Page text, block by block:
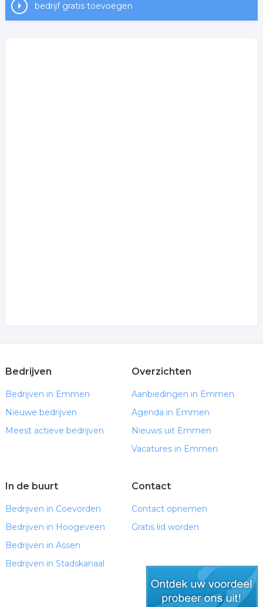
bedrijf gratis toevoegen
Bedrijven
Bedrijven in Emmen
Nieuwe bedrijven
Meest actieve bedrijven
Overzichten
Aanbiedingen in Emmen
Agenda in Emmen
Nieuws uit Emmen
Vacatures in Emmen
In de buurt
Bedrijven in Coevorden
Bedrijven in Hoogeveen
Bedrijven in Assen
Bedrijven in Stadskanaal
Contact
Contact opnemen
Gratis lid worden